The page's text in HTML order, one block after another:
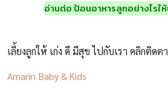
อ่านต่อ ป้อนอาหารลูกอย่างไรใ
เลี้ยงลูกให้ เก่ง ดี มีสุข ไปกับเรา คลิกติดต
Amarin Baby & Kids